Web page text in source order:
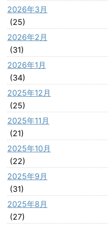
2026年3月
(25)
2026年2月
(31)
2026年1月
(34)
2025年12月
(25)
2025年11月
(21)
2025年10月
(22)
2025年9月
(31)
2025年8月
(27)